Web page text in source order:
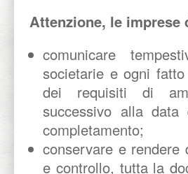
Attenzione, le imprese
comunicare
societarie e ogni
dei requisiti di
successivo alla data
completamento;
conservare e
e controllo, tutta la